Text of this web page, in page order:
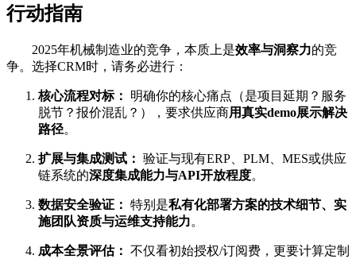
行动指南
2025年机械制造业的竞争，本质上是效率与洞察力的竞
争。选择CRM时，请务必进行：
核心流程对标：
明确你的核心痛点（是项目延期？服务
脱节？报价混乱？），要求供应商用真实demo展示解决
路径。
扩展与集成测试： 验证与现有ERP、PLM、MES或供应
链系统的深度集成能力与API开放程度。
数据安全验证： 特别是私有化部署方案的技术细节、实
施团队资质与运维支持能力。
成本全景评估： 不仅看初始授权/订阅费，更要计算定制